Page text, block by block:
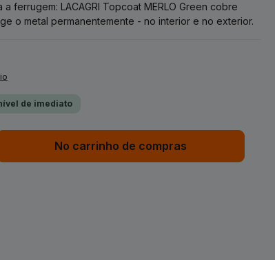
ferrugem: LACAGRI Topcoat MERLO Green cobre
o metal permanentemente - no interior e no exterior.
de imediato
Insira a quantidade desejada
No carrinho de compras